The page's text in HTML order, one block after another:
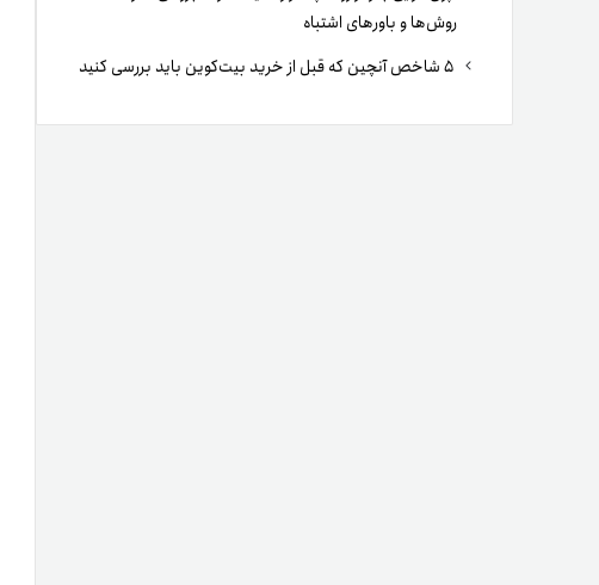
روش‌ها و باورهای اشتباه